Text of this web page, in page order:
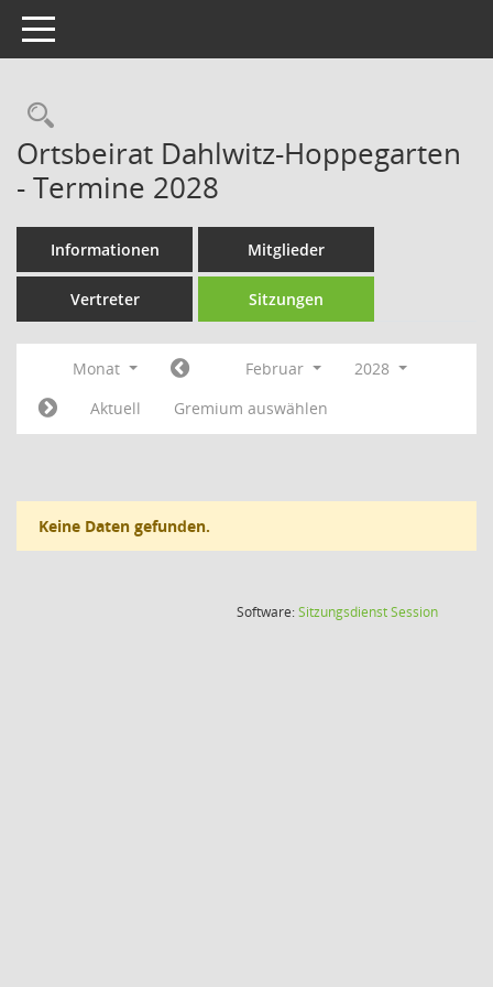
Toggle navigation
Rechercheauswahl
Ortsbeirat Dahlwitz-Hoppegarten
- Termine 2028
Informationen Mitglieder
Vertreter Sitzungen
Monat Februar
2028
Aktuell
Gremium auswählen
Keine Daten gefunden.
Software:SitzungsdienstSession(Wird in